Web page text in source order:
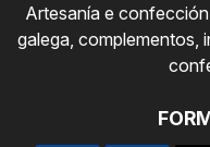
Artesanía e
galega, complementos,